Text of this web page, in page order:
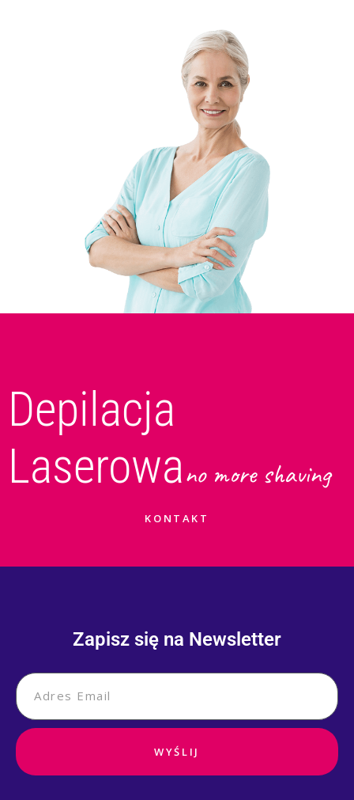
Depilacja
Laserowano more shaving
KONTAKT
Zapisz się na Newsletter
WYŚLIJ